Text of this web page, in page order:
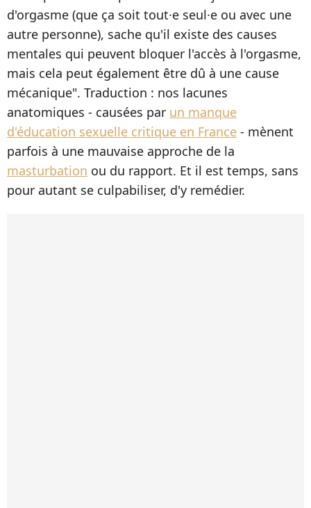
d'orgasme (que ça soit tout·e seul·e ou avec une
autre personne), sache qu'il existe des causes
mentales qui peuvent bloquer l'accès à l'orgasme,
mais cela peut également être dû à une cause
mécanique". Traduction : nos lacunes
anatomiques - causées par un manque
d'éducation sexuelle critique en France - mènent
parfois à une mauvaise approche de la
masturbation ou du rapport. Et il est temps, sans
pour autant se culpabiliser, d'y remédier.